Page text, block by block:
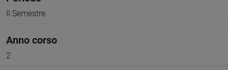
II Semestre
Anno corso
2